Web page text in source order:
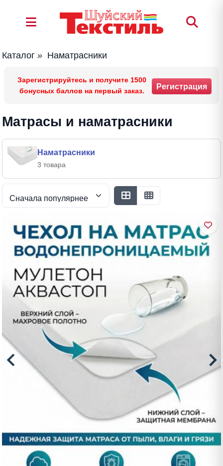
Каталог » Наматрасники
Зарегистрируйтесь и получите 1500
бонусных баллов на первый заказ.
Регистрация
Матрасы и наматрасники
Наматрасники
3 товара